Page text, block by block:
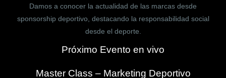
Damos a conocer la actualidad de las marcas desde
sponsorship deportivo, destacando la responsabilidad social
desde el deporte.
Próximo Evento en vivo
Master Class – Marketing Deportivo